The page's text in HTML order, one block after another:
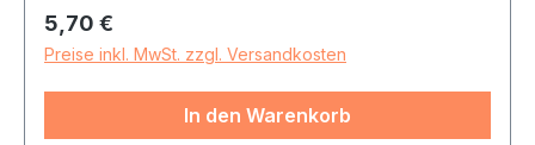
Regulärer Preis:
5,70 €
Preise inkl. MwSt. zzgl. Versandkosten
In den Warenkorb